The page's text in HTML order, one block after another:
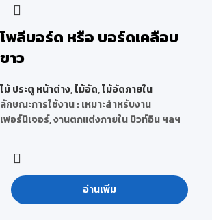
โพลีบอร์ด หรือ บอร์ดเคลือบ
ขาว
ไม้ ประตู หน้าต่าง,ไม้อัด,ไม้อัดภายใน
ลักษณะการใช้งาน : เหมาะสำหรับงาน
เฟอร์นิเจอร์, งานตกแต่งภายใน บิวท์อิน ฯลฯ
อ่านเพิ่ม